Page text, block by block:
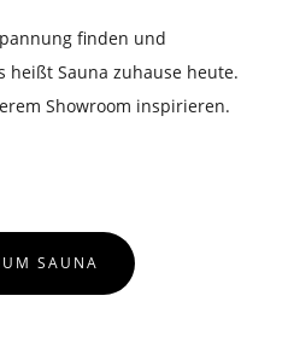
finden und
heißt Sauna zuhause heute.
Showroom inspirieren.
SAUNA